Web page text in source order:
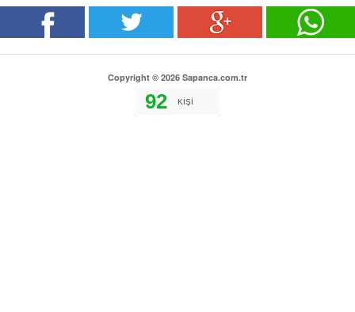
Copyright © 2026 Sapanca.com.tr